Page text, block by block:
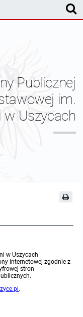
Publicznej
im.
w Uszycach
w Uszycach
internetowej zgodnie z
stron
.